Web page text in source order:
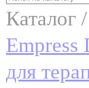
Каталог /
Empress
для